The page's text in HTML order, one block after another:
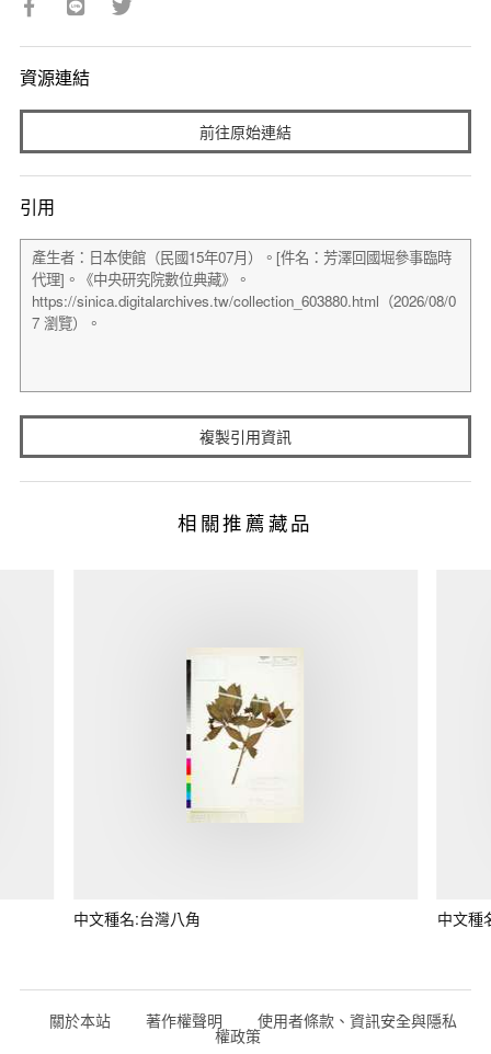
資源連結
前往原始連結
引用
複製引用資訊
相關推薦藏品
中文種名:台灣八角 中文種
關於本站 著作權聲明 使用者條款、資訊安全與隱私
權政策